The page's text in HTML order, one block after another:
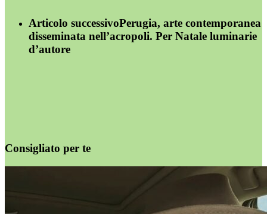
Articolo successivoPerugia, arte contemporanea
disseminata nell’acropoli. Per Natale luminarie
d’autore
Consigliato per te